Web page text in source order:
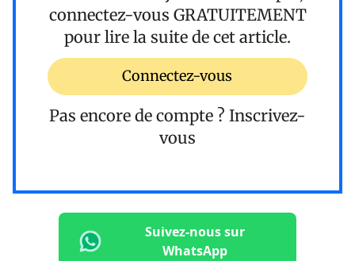
connectez-vous GRATUITEMENT
pour lire la suite de cet article.
Connectez-vous
Pas encore de compte ? Inscrivez-
vous
Suivez-nous sur
WhatsApp